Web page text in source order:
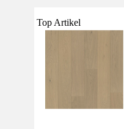
Top Artikel